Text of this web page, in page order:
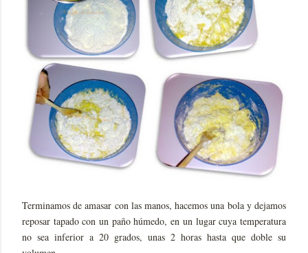
Terminamos de amasar con las manos, hacemos una bola y dejamos
reposar tapado con un paño húmedo, en un lugar cuya temperatura
no sea inferior a 20 grados, unas 2 horas hasta que doble su